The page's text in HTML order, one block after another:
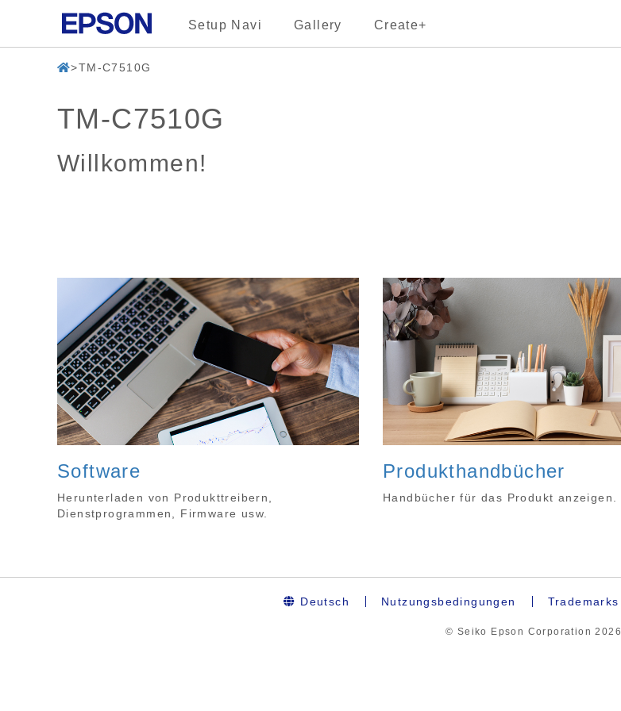
Setup Navi Gallery Create+
TM-C7510G
TM-C7510G
Willkommen!
Software
Herunterladen von Produkttreibern,
Dienstprogrammen, Firmware usw.
Produkthandbücher
Handbücher für das Produkt anzeigen.
Deutsch Nutzungsbedingungen Trademarks
© Seiko Epson Corporation2026